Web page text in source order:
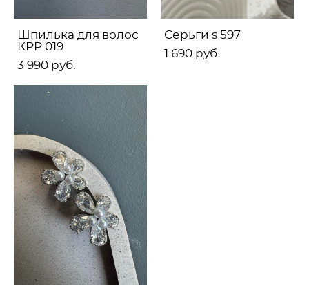
Шпилька для волос
КРР 019
3 990 pуб.
Серьги s 597
1 690 pуб.